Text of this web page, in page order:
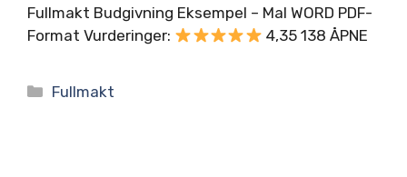
Fullmakt Budgivning Eksempel – Mal WORD PDF-
Format Vurderinger:
4,35 138 ÅPNE
Kategorier
Fullmakt